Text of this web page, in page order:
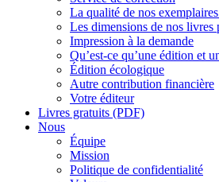
La qualité de nos
Les dimensions de nos livres
Impression à la demande
Qu’est-ce qu’une édition et
Édition écologique
Autre contribution financière
Votre éditeur
Livres gratuits (PDF)
Nous
Équipe
Mission
Politique de confidentialité